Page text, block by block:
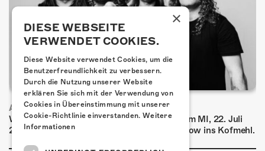
AIRBOURNE - SPECIAL SUMMER SHOW
Wow, das ist ein Ding! Airbourne kommen am MI, 22. Juli
2026 für eine exklusive Special Summer Show ins Kofmehl.
×
DIESE WEBSEITE
VERWENDET COOKIES.
Diese Website verwendet Cookies, um die
Benutzerfreundlichkeit zu verbessern.
Durch die Nutzung unserer Website
erklären Sie sich mit der Verwendung von
Cookies in Übereinstimmung mit unserer
Cookie-Richtlinie einverstanden. Weitere
Informationen